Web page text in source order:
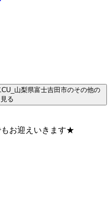
山梨県富士吉田市のその他の
る
お迎えいきます★